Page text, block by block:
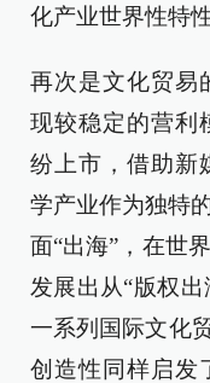
化产业世界性特
再次是文化贸易
现较稳定的营利
纷上市，借助新
学产业作为独特
面“出海”，在世
发展出从“版权出
一系列国际文化
创造性同样启发